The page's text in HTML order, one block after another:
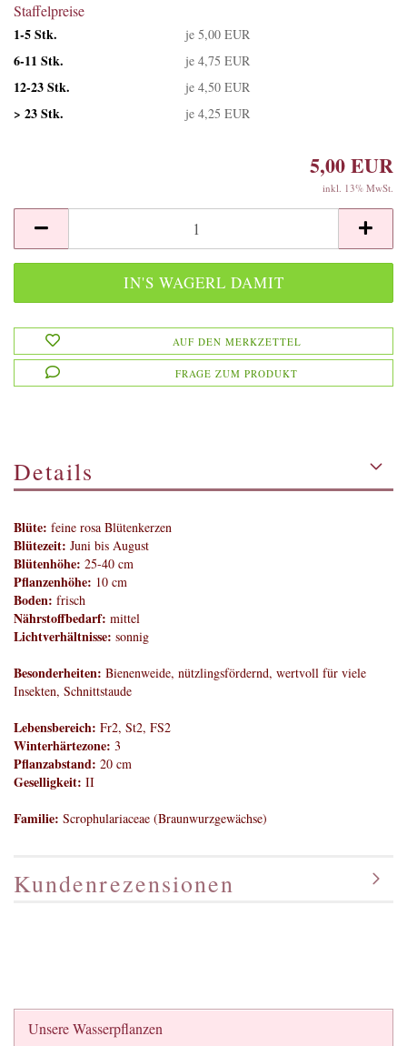
Staffelpreise
1-5 Stk.
je 5,00 EUR
6-11 Stk. je 4,75 EUR
12-23 Stk. je 4,50 EUR
> 23 Stk. je 4,25 EUR
5,00 EUR
inkl. 13% MwSt.
AUF DEN MERKZETTEL
FRAGE ZUM PRODUKT
Details
Blüte: feine rosa Blütenkerzen
Blütezeit: Juni bis August
Blütenhöhe: 25-40 cm
Pflanzenhöhe: 10 cm
Boden: frisch
Nährstoffbedarf: mittel
Lichtverhältnisse: sonnig
Besonderheiten: Bienenweide, nützlingsfördernd, wertvoll für viele
Insekten, Schnittstaude
Lebensbereich: Fr2, St2, FS2
Winterhärtezone: 3
Pflanzabstand: 20 cm
Geselligkeit: II
Familie: Scrophulariaceae (Braunwurzgewächse)
Kundenrezensionen
Unsere Wasserpflanzen